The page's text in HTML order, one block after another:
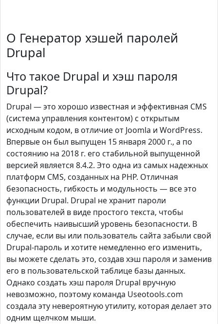
О Генератор хэшей паролей
Drupal
Что такое Drupal и хэш пароля
Drupal?
Drupal — это хорошо известная и эффективная CMS
(система управления контентом) с открытым
исходным кодом, в отличие от Joomla и WordPress.
Впервые он был выпущен 15 января 2000 г., а по
состоянию на 2018 г. его стабильной выпущенной
версией является 8.4.2. Это одна из самых надежных
платформ CMS, созданных на PHP. Отличная
безопасность, гибкость и модульность — все это
функции Drupal. Drupal не хранит пароли
пользователей в виде простого текста, чтобы
обеспечить наивысший уровень безопасности. В
случае, если вы или пользователь сайта забыли свой
Drupal-пароль и хотите немедленно его изменить,
вы можете сделать это, создав хэш пароля и заменив
его в пользовательской таблице базы данных.
Однако создать хэш пароля Drupal вручную
невозможно, поэтому команда Useotools.com
создала эту невероятную утилиту, которая делает это
одним щелчком мыши.